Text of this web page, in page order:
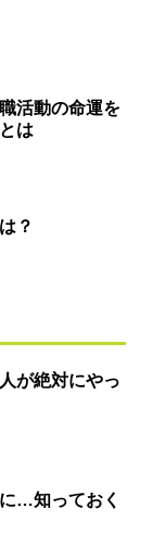
活動の命運を
は
？
が絶対にやっ
…知っておく